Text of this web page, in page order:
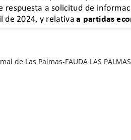
de Las Palmas-FAUDA LAS PALMAS